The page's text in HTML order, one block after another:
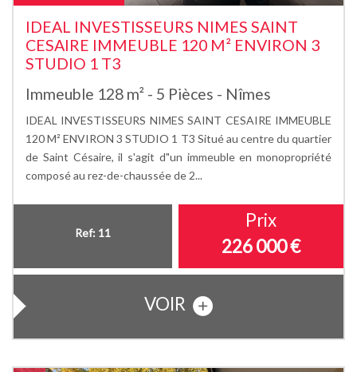
IDEAL INVESTISSEURS NIMES SAINT
CESAIRE IMMEUBLE 120 M² ENVIRON 3
STUDIO 1 T3
Immeuble 128 m² - 5 Pièces - Nîmes
IDEAL INVESTISSEURS NIMES SAINT CESAIRE IMMEUBLE
120 M² ENVIRON 3 STUDIO 1 T3 Situé au centre du quartier
de Saint Césaire, il s'agit d"un immeuble en monopropriété
composé au rez-de-chaussée de 2...
Ref: 11
Prix
226 000€
VOIR